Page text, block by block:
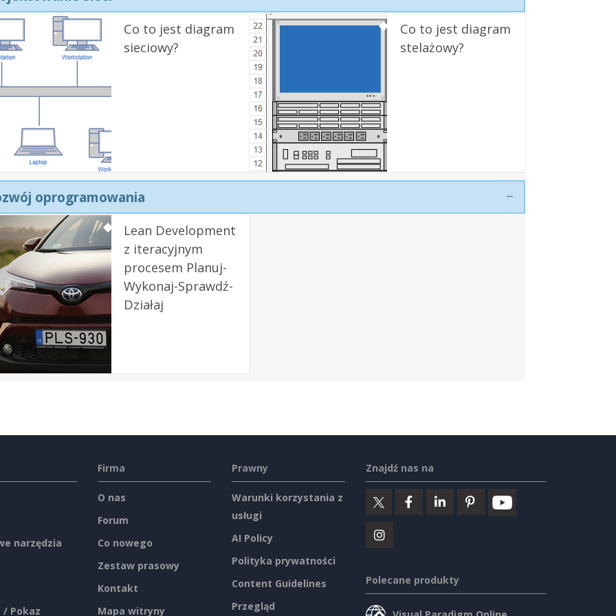
Co to jest diagram
sieciowy?
Co to jest diagram
stelażowy?
oprogramowania
Lean Development
z iteracyjnym
procesem Planuj-
Wykonaj-Sprawdź-
Działaj
narzędzia
/ Pokaz
Firma
O nas
Forum
Co nowego
Zestaw prasowy
Kontakt
Mapa witryny
Prawny
Warunki korzystania z
usługi
AI Policy
Polityka prywatności
Content Guidelines
Przegląd
Znajdź nas na
Polecane produkty